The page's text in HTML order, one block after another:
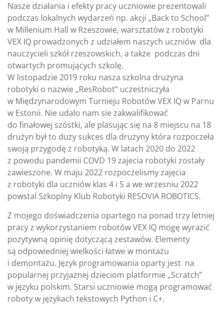
Nasze działania i efekty pracy uczniowie prezentowali
podczas lokalnych wydarzeń np. akcji „Back to School”
w Millenium Hall w Rzeszowie, warsztatów z robotyki
VEX IQ prowadzonych z udziałem naszych uczniów dla
nauczycieli szkół rzeszowskich, a także podczas dni
otwartych promujących szkolę.
W listopadzie 2019 roku nasza szkolna drużyna
robotyki o nazwie „ResRobot” uczestniczyła
w Międzynarodowym Turnieju Robotów VEX IQ w Parnu
w Estonii. Nie udalo nam sie zakwalifikować
do finałowej szóstki, ale plasując się na 8 miejscu na 18
drużyn był to duzy sukces dla druzyny która rozpoczeła
swoją przygodę z robotyką. W latach 2020 do 2022
z powodu pandemii COVD 19 zajecia robotyki zostały
zawieszone. W maju 2022 rozpoczelismy zajęcia
z robotyki dla uczniów klas 4 i 5 a we wrzesniu 2022
powstal Szkoplny Klub Robotyki RESOVIA ROBOTICS.
Z mojego doświadczenia opartego na ponad trzy letniej
pracy z wykorzystaniem robotów VEX IQ mogę wyrazić
pozytywną opinię dotyczącą zestawów. Elementy
są odpowiedniej wielkości łatwe w montażu
i demontażu. Język programowania oparty jest na
popularnej przyjaznej dzieciom platformie „Scratch”
w języku polskim. Starsi uczniowie mogą programować
roboty w językach tekstowych Python i C+.